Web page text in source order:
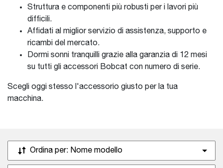
Struttura e componenti più robusti per i lavori più
difficili.
Affidati al miglior servizio di assistenza, supporto e
ricambi del mercato.
Dormi sonni tranquilli grazie alla garanzia di 12 mesi
su tutti gli accessori Bobcat con numero di serie.
Scegli oggi stesso l'accessorio giusto per la tua
macchina.
Ordina per: Nome modello